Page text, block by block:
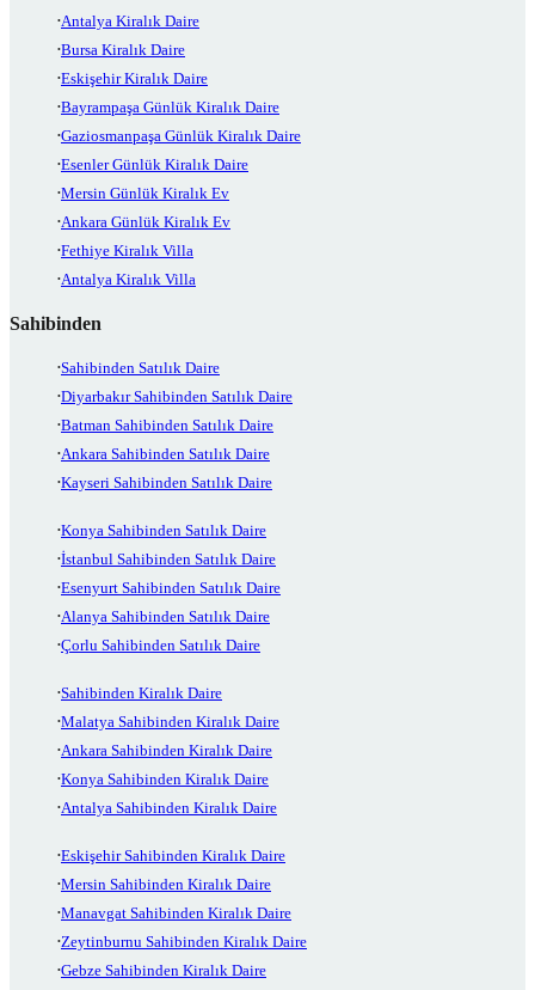
Antalya Kiralık Daire
Bursa Kiralık Daire
Eskişehir Kiralık Daire
Bayrampaşa Günlük Kiralık Daire
Gaziosmanpaşa Günlük Kiralık Daire
Esenler Günlük Kiralık Daire
Mersin Günlük Kiralık Ev
Ankara Günlük Kiralık Ev
Fethiye Kiralık Villa
Antalya Kiralık Villa
Sahibinden
Sahibinden Satılık Daire
Diyarbakır Sahibinden Satılık Daire
Batman Sahibinden Satılık Daire
Ankara Sahibinden Satılık Daire
Kayseri Sahibinden Satılık Daire
Konya Sahibinden Satılık Daire
İstanbul Sahibinden Satılık Daire
Esenyurt Sahibinden Satılık Daire
Alanya Sahibinden Satılık Daire
Çorlu Sahibinden Satılık Daire
Sahibinden Kiralık Daire
Malatya Sahibinden Kiralık Daire
Ankara Sahibinden Kiralık Daire
Konya Sahibinden Kiralık Daire
Antalya Sahibinden Kiralık Daire
Eskişehir Sahibinden Kiralık Daire
Mersin Sahibinden Kiralık Daire
Manavgat Sahibinden Kiralık Daire
Zeytinburnu Sahibinden Kiralık Daire
Gebze Sahibinden Kiralık Daire